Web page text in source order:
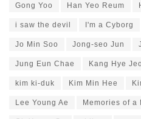
Gong Yoo Han Yeo Reum
i saw the devil I'm a Cyborg
Jo Min Soo Jong-seo Jun
Jung Eun Chae Kang Hye
kim ki-duk Kim Min Hee
Lee Young Ae Memories of a